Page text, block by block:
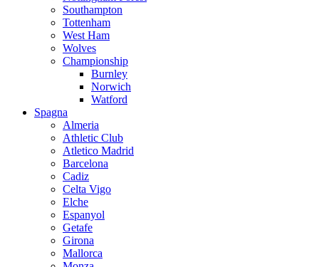
Southampton
Tottenham
West Ham
Wolves
Championship
Burnley
Norwich
Watford
Spagna
Almeria
Athletic Club
Atletico Madrid
Barcelona
Cadiz
Celta Vigo
Elche
Espanyol
Getafe
Girona
Mallorca